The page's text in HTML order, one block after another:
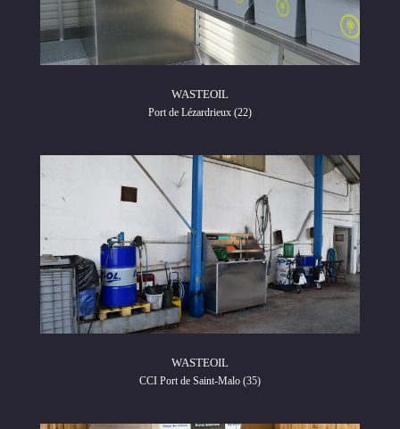
WASTEOIL
Port de Lézardrieux (22)
WASTEOIL
CCI Port de Saint-Malo (35)